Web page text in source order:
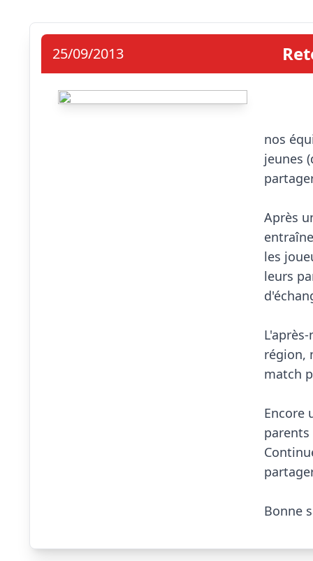
25/09/2013
nos
jeunes
Après
les
leurs
région,
match
Encore